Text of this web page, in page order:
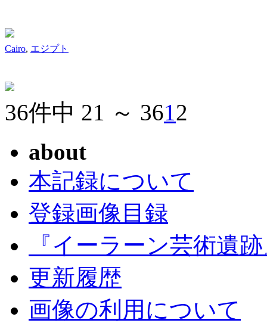
Cairo, エジプト
36件中 21 ～ 3612
about
本記録について
登録画像目録
『イーラーン芸術遺
更新履歴
画像の利用について